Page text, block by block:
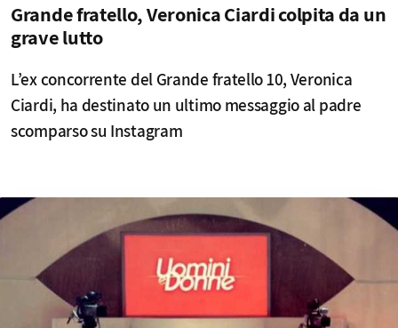
Grande fratello, Veronica Ciardi colpita da un
grave lutto
L’ex concorrente del Grande fratello 10, Veronica
Ciardi, ha destinato un ultimo messaggio al padre
scomparso su Instagram